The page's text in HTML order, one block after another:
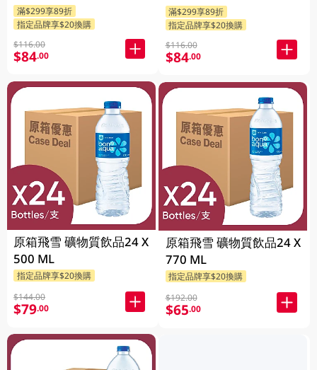
滿$299享89折
指定品牌享$20換購
$116.00
$84.00
原箱飛雪 礦物質飲品24 X
500 ML
指定品牌享$20換購
$144.00
$79.00
滿$299享89折
指定品牌享$20換購
$116.00
$84.00
原箱飛雪 礦物質飲品24 X
770 ML
指定品牌享$20換購
$192.00
$65.00